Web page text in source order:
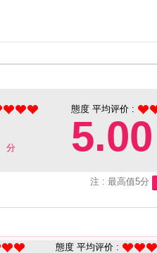
分
態度 平均评价 :
5.00
注 : 最高值5分
態度 平均评价 :